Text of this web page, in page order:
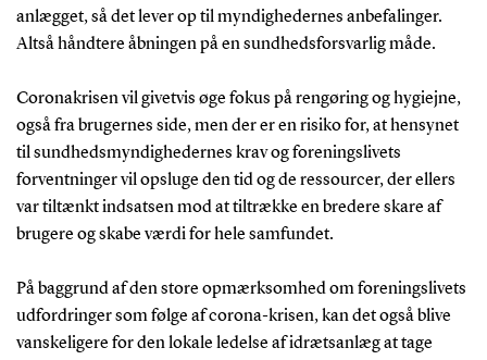
anlægget, så det lever op til myndighedernes anbefalinger.
Altså håndtere åbningen på en sundhedsforsvarlig måde.
Coronakrisen vil givetvis øge fokus på rengøring og hygiejne,
også fra brugernes side, men der er en risiko for, at hensynet
til sundhedsmyndighedernes krav og foreningslivets
forventninger vil opsluge den tid og de ressourcer, der ellers
var tiltænkt indsatsen mod at tiltrække en bredere skare af
brugere og skabe værdi for hele samfundet.
På baggrund af den store opmærksomhed om foreningslivets
udfordringer som følge af corona-krisen, kan det også blive
vanskeligere for den lokale ledelse af idrætsanlæg at tage